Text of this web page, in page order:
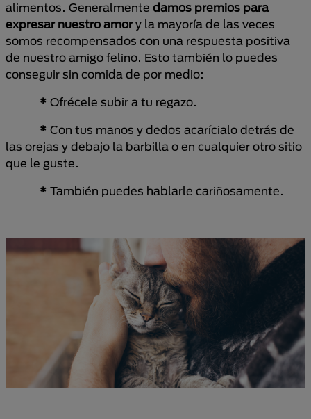
alimentos. Generalmente damos premios para
expresar nuestro amory la mayoría de las veces
somos recompensados con una respuesta positiva
de nuestro amigo felino. Esto también lo puedes
conseguir sin comida de por medio:
* Ofrécele subir a tu regazo.
* Con tus manos y dedos acarícialo detrás de
las orejas y debajo la barbilla o en cualquier otro sitio
que le guste.
* También puedes hablarle cariñosamente.